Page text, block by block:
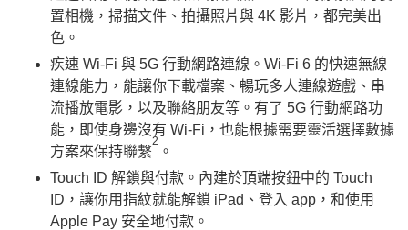
置相機，掃描文件、拍攝照片與 4K 影片，都完美出
色。
疾速 Wi-Fi 與 5G 行動網路連線。Wi-Fi 6 的快速無線
連線能力，能讓你下載檔案、暢玩多人連線遊戲、串
流播放電影，以及聯絡朋友等。有了 5G 行動網路功
能，即使身邊沒有 Wi-Fi，也能根據需要靈活選擇數據
方案來保持聯繫
2
。
Touch ID 解鎖與付款。 內建於頂端按鈕中的 Touch
ID，讓你用指紋就能解鎖 iPad、登入 app，和使用
Apple Pay 安全地付款。